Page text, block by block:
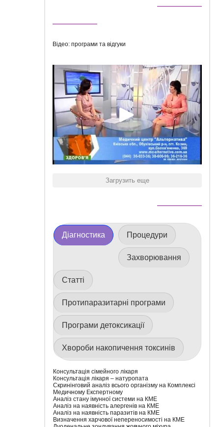
Відео: програми та відгуки
Загрузить еще
Діагностика Процедури
Захворювання
Статті
Протипаразитарні програми
Програми детоксикації
Хвороби накопичення токсинів
Консультація сімейного лікаря
Консультація лікаря – натуропата
Скринінговий аналіз всього організму на Комплексі
Медичному Експертному
Аналіз стану імунної системи на КМЕ
Аналіз на наявність алергенів на КМЕ
Аналіз на наявність паразитів на КМЕ
Визначення харчової непереносимості на КМЕ